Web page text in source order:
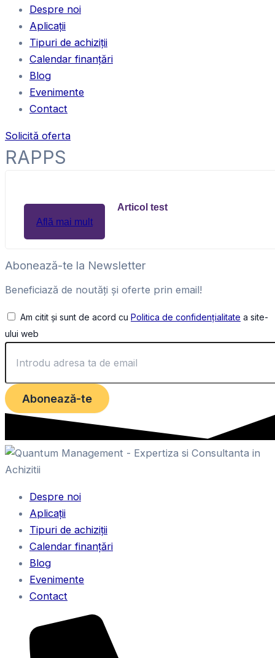
Despre noi
Aplicații
Tipuri de achiziții
Calendar finanțări
Blog
Evenimente
Contact
Solicită oferta
RAPPS
Articol test
Află mai mult
Abonează-te la Newsletter
Beneficiază de noutăți și oferte prin email!
Am citit și sunt de acord cu Politica de confidențialitate a site-
ului web
Abonează-te
Despre noi
Aplicații
Tipuri de achiziții
Calendar finanțări
Blog
Evenimente
Contact